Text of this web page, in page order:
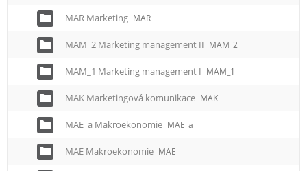
MAR Marketing MAR
MAM_2 Marketing management II MAM_2
MAM_1 Marketing management I MAM_1
MAK Marketingová komunikace MAK
MAE_a Makroekonomie MAE_a
MAE Makroekonomie MAE